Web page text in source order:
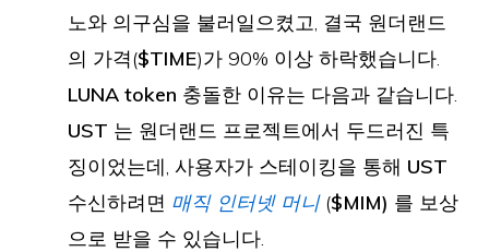
노와 의구심을 불러일으켰고, 결국 원더랜드
의 가격($TIME)가 90% 이상 하락했습니다.
LUNA token 충돌한 이유는 다음과 같습니다.
UST 는 원더랜드 프로젝트에서 두드러진 특
징이었는데, 사용자가 스테이킹을 통해 UST
수신하려면 매직 인터넷 머니($MIM) 를 보상
으로 받을 수 있습니다.